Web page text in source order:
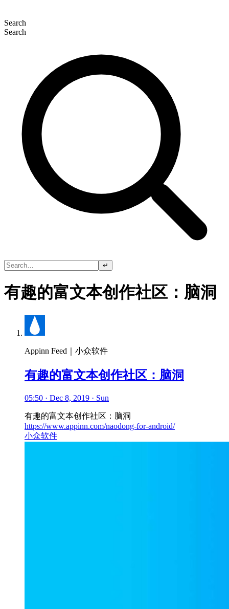
Search
Search
↵
有趣的富文本创作社区：脑洞
Appinn Feed｜小众软件
有趣的富文本创作社区：脑洞
05:50 · Dec 8, 2019 · Sun
有趣的富文本创作社区：脑洞
https://www.appinn.com/naodong-for-android/
小众软件